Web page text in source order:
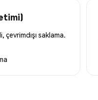
saklama.